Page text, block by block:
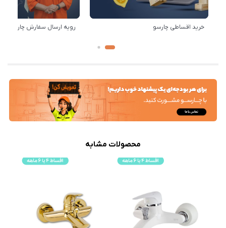
خرید اقساطی چارسو رویه ارسال سفارش چارسو
محصولات مشابه